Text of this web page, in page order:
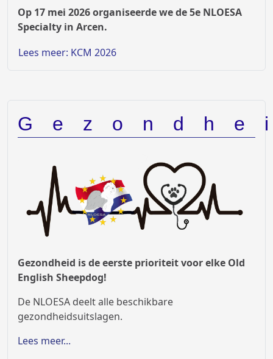
Op 17 mei 2026 organiseerde we de 5e NLOESA
Specialty in Arcen.
Lees meer: KCM 2026
Gezondheid is de eerste prioriteit voor elke Old
English Sheepdog!
De NLOESA deelt alle beschikbare
gezondheidsuitslagen.
Lees meer...